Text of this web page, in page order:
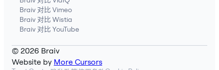
Braiv 对比 Vimeo
Braiv 对比 Wistia
Braiv 对比 YouTube
© 2026 Braiv
Website by More Cursors